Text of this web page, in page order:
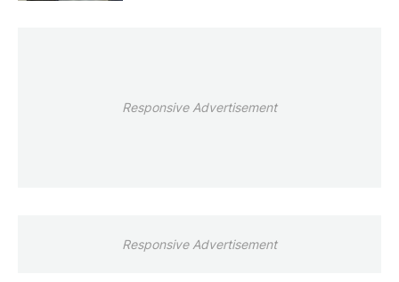
Responsive Advertisement
Responsive Advertisement